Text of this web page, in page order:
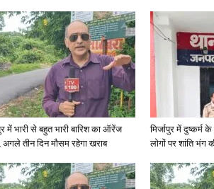
में भारी से बहुत भारी बारिश का ऑरेंज
अगले तीन दिन मौसम रहेगा खराब
मिर्जापुर में दुष्कर्म
लोगों पर शांति भंग